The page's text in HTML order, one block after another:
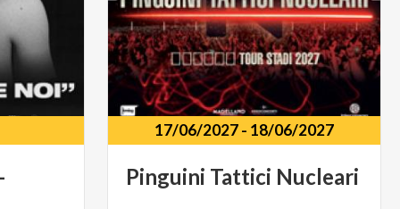
17/06/2027- 18/06/2027
Pinguini Tattici Nucleari